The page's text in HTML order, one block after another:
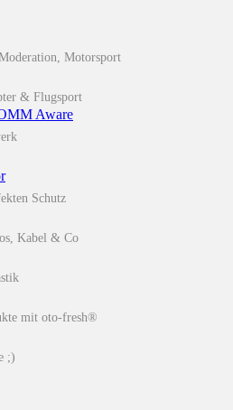
Motorsport
& Flugsport
Aware
Schutz
Kabel & Co
mit oto-fresh®
;)